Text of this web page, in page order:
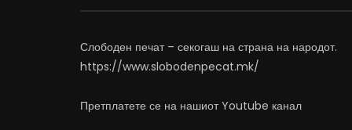
Слободен печат – секогаш на страна на народот.
https://www.slobodenpecat.mk/
Претплатете се на нашиот Youtube канал